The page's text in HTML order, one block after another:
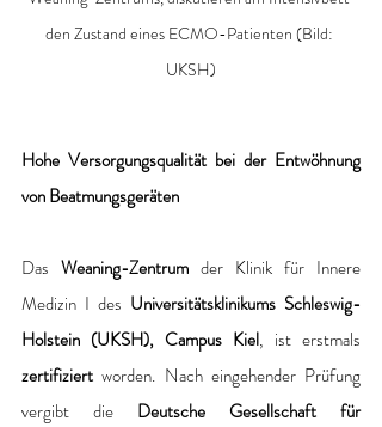
den Zustand eines ECMO-Patienten (Bild:
UKSH)
Hohe Versorgungsqualität bei der Entwöhnung
von Beatmungsgeräten
Das Weaning-Zentrum der Klinik für Innere
Medizin I des Universitätsklinikums Schleswig-
Holstein (UKSH), Campus Kiel
zertifiziert worden. Nach eingehender Prüfung
vergibt die Deutsche Gesellschaft für